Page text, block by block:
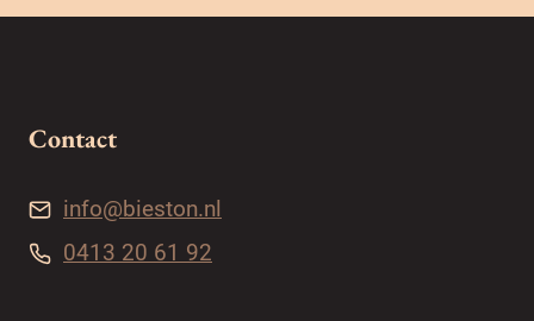
Contact
info@bieston.nl
0413 20 61 92